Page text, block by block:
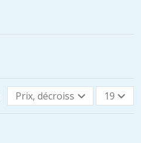
Prix, décroissant 19